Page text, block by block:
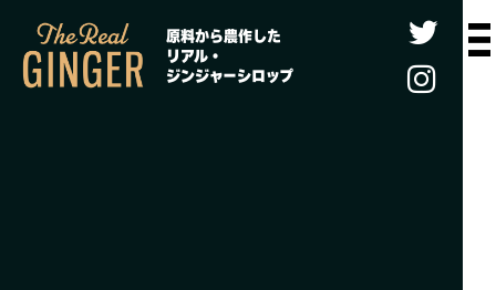
原料から農作した
リアル・
ジンジャーシロップ